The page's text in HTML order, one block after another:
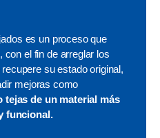
es un proceso que
el fin de arreglar los
su estado original,
mejoras como
tejas de un material más
funcional.